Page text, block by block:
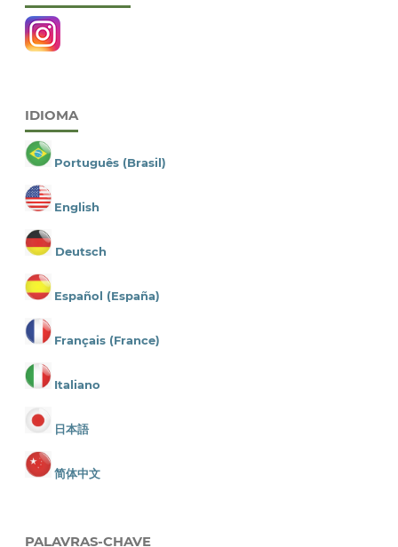
IDIOMA
Português (Brasil)
English
Deutsch
Español (España)
Français (France)
Italiano
日本語
简体中文
PALAVRAS-CHAVE